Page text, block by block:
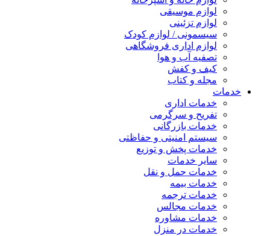
لوازم موسیقی
لوازم تزئینی
سیسمونی / لوازم کودک
لوازم اداری فروشگاهی
تصفیه آب و هوا
کیف و کفش
مجله و کتاب
خدمات
خدمات اداری
تفریح و سرگرمی
خدمات بازرگانی
سیستم امنیتی و حفاظتی
خدمات پخش و توزیع
سایر خدمات
خدمات حمل و نقل
خدمات بیمه
خدمات ترجمه
خدمات مجالس
خدمات مشاوره
خدمات در منزل